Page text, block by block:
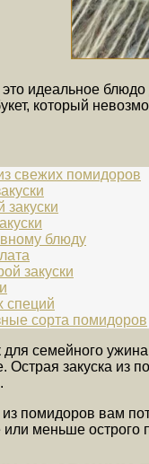
идеальное блюдо
который
свежих помидоров
закуски
блюду
закуски
специй
сорта помидоров
семейного
Острая закуска из
из помидоров вам
меньше острого